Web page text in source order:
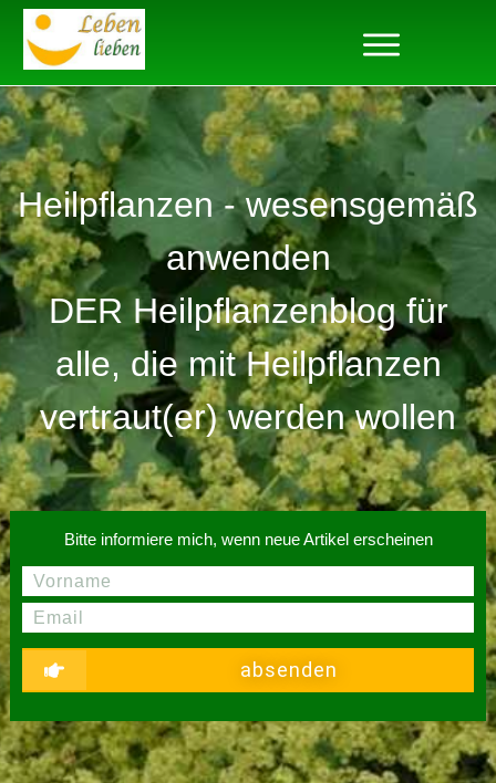
Heilpflanzen - wesensgemäß
anwenden
DER Heilpflanzenblog für
alle, die mit Heilpflanzen
vertraut(er) werden wollen
Bitte informiere mich, wenn neue Artikel erscheinen
absenden